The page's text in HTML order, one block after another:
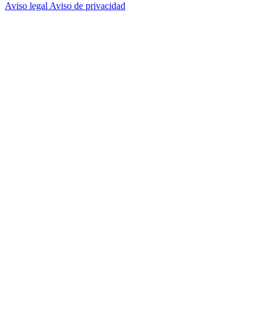
Aviso legal Aviso de privacidad